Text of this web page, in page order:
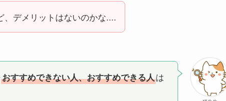
デメリットはないのかな....
おすすめできない人、おすすめできる人は